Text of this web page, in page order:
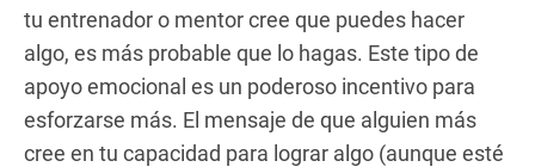
tu entrenador o mentor cree que puedes hacer
algo, es más probable que lo hagas. Este tipo de
apoyo emocional es un poderoso incentivo para
esforzarse más. El mensaje de que alguien más
cree en tu capacidad para lograr algo (aunque esté